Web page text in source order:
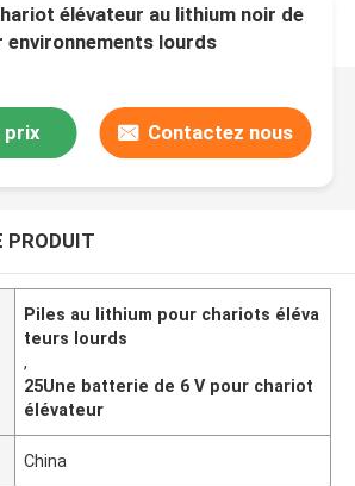
élévateur au lithium noir de
environnements lourds
prix Contactez nous
PRODUIT
Piles au lithium pour chariots éléva
teurs lourds
,
25Une batterie de 6 V pour chariot
élévateur
China